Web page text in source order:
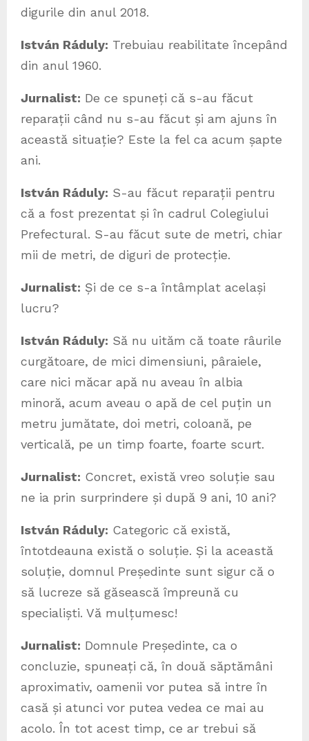
digurile din anul 2018.
István Ráduly: Trebuiau reabilitate începând
din anul 1960.
Jurnalist: De ce spuneți că s-au făcut
reparații când nu s-au făcut și am ajuns în
această situație? Este la fel ca acum șapte
ani.
István Ráduly: S-au făcut reparații pentru
că a fost prezentat și în cadrul Colegiului
Prefectural. S-au făcut sute de metri, chiar
mii de metri, de diguri de protecție.
Jurnalist: Și de ce s-a întâmplat același
lucru?
István Ráduly: Să nu uităm că toate râurile
curgătoare, de mici dimensiuni, pâraiele,
care nici măcar apă nu aveau în albia
minoră, acum aveau o apă de cel puțin un
metru jumătate, doi metri, coloană, pe
verticală, pe un timp foarte, foarte scurt.
Jurnalist: Concret, există vreo soluție sau
ne ia prin surprindere și după 9 ani, 10 ani?
István Ráduly: Categoric că există,
întotdeauna există o soluție. Și la această
soluție, domnul Președinte sunt sigur că o
să lucreze să găsească împreună cu
specialiști. Vă mulțumesc!
Jurnalist: Domnule Președinte, ca o
concluzie, spuneați că, în două săptămâni
aproximativ, oamenii vor putea să intre în
casă și atunci vor putea vedea ce mai au
acolo. În tot acest timp, ce ar trebui să